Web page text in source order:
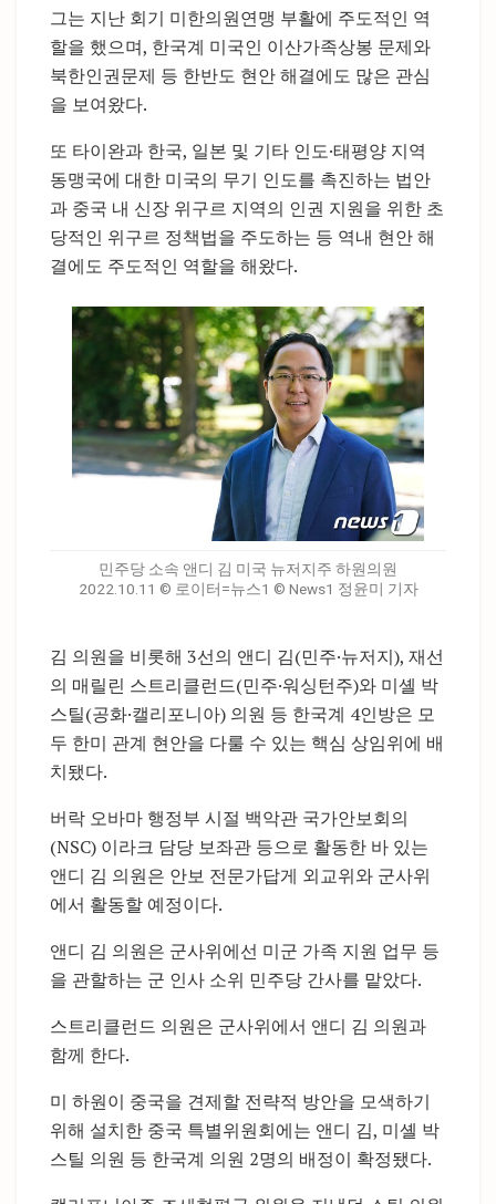
그는 지난 회기 미한의원연맹 부활에 주도적인 역
할을 했으며, 한국계 미국인 이산가족상봉 문제와
북한인권문제 등 한반도 현안 해결에도 많은 관심
을 보여왔다.
또 타이완과 한국, 일본 및 기타 인도·태평양 지역
동맹국에 대한 미국의 무기 인도를 촉진하는 법안
과 중국 내 신장 위구르 지역의 인권 지원을 위한 초
당적인 위구르 정책법을 주도하는 등 역내 현안 해
결에도 주도적인 역할을 해왔다.
민주당 소속 앤디 김 미국 뉴저지주 하원의원
2022.10.11 © 로이터=뉴스1 © News1 정윤미 기자
김 의원을 비롯해 3선의 앤디 김(민주·뉴저지), 재선
의 매릴린 스트리클런드(민주·워싱턴주)와 미셸 박
스틸(공화·캘리포니아) 의원 등 한국계 4인방은 모
두 한미 관계 현안을 다룰 수 있는 핵심 상임위에 배
치됐다.
버락 오바마 행정부 시절 백악관 국가안보회의
(NSC) 이라크 담당 보좌관 등으로 활동한 바 있는
앤디 김 의원은 안보 전문가답게 외교위와 군사위
에서 활동할 예정이다.
앤디 김 의원은 군사위에선 미군 가족 지원 업무 등
을 관할하는 군 인사 소위 민주당 간사를 맡았다.
스트리클런드 의원은 군사위에서 앤디 김 의원과
함께 한다.
미 하원이 중국을 견제할 전략적 방안을 모색하기
위해 설치한 중국 특별위원회에는 앤디 김, 미셸 박
스틸 의원 등 한국계 의원 2명의 배정이 확정됐다.